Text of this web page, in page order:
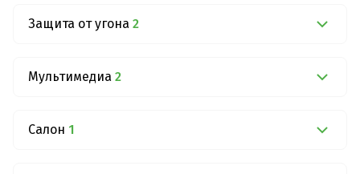
Защита от угона 2
Мультимедиа 2
Салон 1